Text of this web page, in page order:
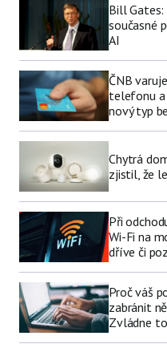
Bill
současné
AI
ČNB
telefonu a
nový typ
Chytrá
zjistil, že
Při
Wi-Fi na
dříve či
Proč váš
zabránit
Zvládne